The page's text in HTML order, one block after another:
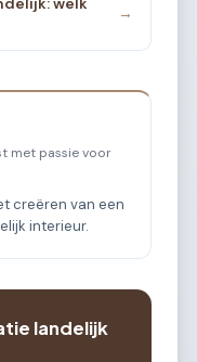
→
met passie voor
creëren van een
interieur.
landelijk